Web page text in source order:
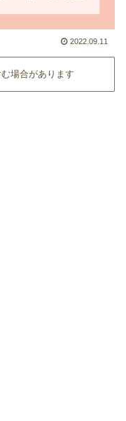
2022.09.11
場合があります